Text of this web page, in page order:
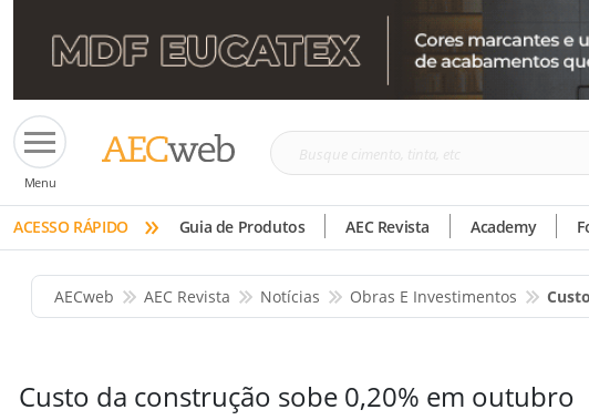
Menu
Busque
tinta,
etc
ACESSO RÁPIDO » Guia de Produtos AEC Revista Academy
AECweb AEC Revista Notícias Obras E Investimentos
Custo da construção sobe 0,20% em outubro